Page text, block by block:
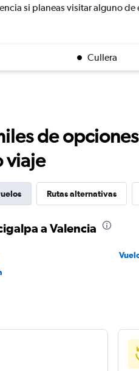
si planeas visitar alguno de
Cullera
de
viaje
Rutas alternativas
a Valencia